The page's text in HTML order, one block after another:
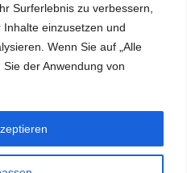
Surferlebnis zu verbessern,
einzusetzen und
Wenn Sie auf „Alle
der Anwendung von